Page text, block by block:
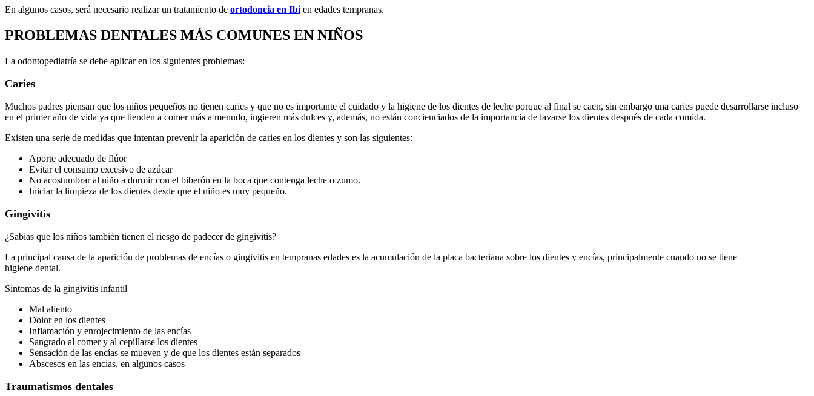
En algunos casos, será necesario realizar un tratamiento de ortodoncia en Ibi en edades tempranas.
PROBLEMAS DENTALES MÁS COMUNES EN NIÑOS
La odontopediatría se debe aplicar en los siguientes problemas:
Caries
Muchos padres piensan que los niños pequeños no tienen caries y que no es importante el cuidado y la higiene de los dientes de leche porque al final se caen, sin embargo una caries puede desarrollarse incluso
en el primer año de vida ya que tienden a comer más a menudo, ingieren más dulces y, además, no están concienciados de la importancia de lavarse los dientes después de cada comida.
Existen una serie de medidas que intentan prevenir la aparición de caries en los dientes y son las siguientes:
Aporte adecuado de flúor
Evitar el consumo excesivo de azúcar
No acostumbrar al niño a dormir con el biberón en la boca que contenga leche o zumo.
Iniciar la limpieza de los dientes desde que el niño es muy pequeño.
Gingivitis
¿Sabias que los niños también tienen el riesgo de padecer de gingivitis?
La principal causa de la aparición de problemas de encías o gingivitis en tempranas edades es la acumulación de la placa bacteriana sobre los dientes y encías, principalmente cuando no se tiene
higiene dental.
Síntomas de la gingivitis infantil
Mal aliento
Dolor en los dientes
Inflamación y enrojecimiento de las encías
Sangrado al comer y al cepillarse los dientes
Sensación de las encías se mueven y de que los dientes están separados
Abscesos en las encías, en algunos casos
Traumatismos dentales